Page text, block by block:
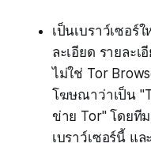
เป็นเบราว์เซอร์
ละเอียด รายละ
ไม่ใช่ Tor
โฆษณาว่าเป็น
ข่าย Tor" โดยที
เบราว์เซอร์นี้ แ